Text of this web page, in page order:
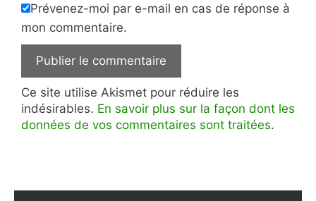
Prévenez-moi par e-mail en cas de réponse à
mon commentaire.
Ce site utilise Akismet pour réduire les
indésirables. En savoir plus sur la façon dont les
données de vos commentaires sont traitées.